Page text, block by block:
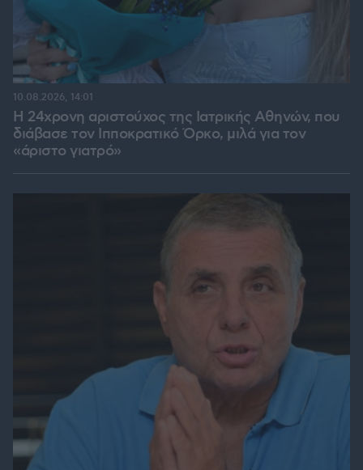
Η 24χρονη αριστούχος της Ιατρικής Αθηνών, που
διάβασε τον Ιπποκρατικό Όρκο, μιλά για τον
«άριστο γιατρό»
10.08.2026, 14:01